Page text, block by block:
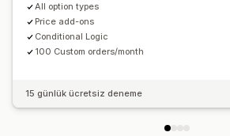
All option types
Price add-ons
Conditional Logic
100 Custom orders/month
15 günlük ücretsiz deneme